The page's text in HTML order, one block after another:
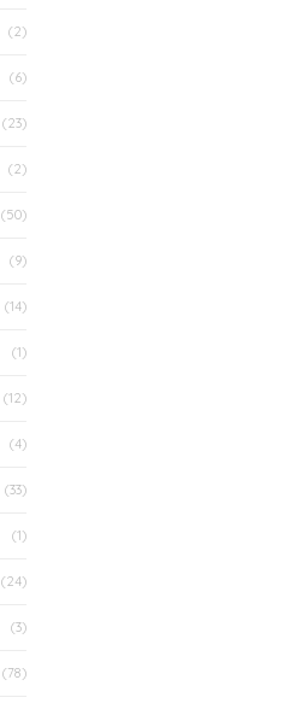
(2)
(6)
(23)
(2)
(50)
(9)
(14)
(1)
(12)
(4)
(33)
(1)
(24)
(3)
(78)